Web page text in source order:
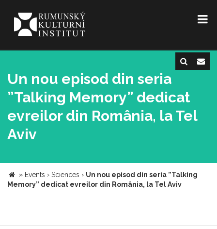
Un nou episod din seria
”Talking Memory” dedicat
evreilor din România, la Tel
Aviv
» Events › Sciences › Un nou episod din seria ”Talking
Memory” dedicat evreilor din România, la Tel Aviv